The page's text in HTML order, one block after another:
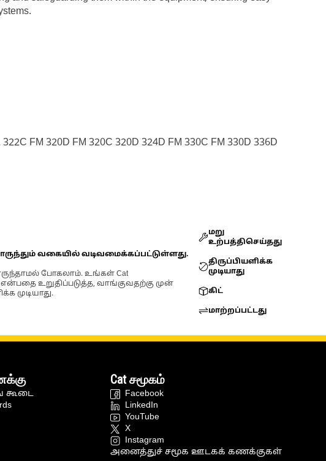
FM 320D FM 320C 320D 324D FM 330C FM 330D 336D
வகையில் வடிவமைக்கப்பட்டுள்ளது.
போகலாம். உங்கள் Cat
உறுதிப்படுத்த, வாங்குவதற்கு முன்
முடியாது.
மறு
உற்பத்திசெய்தது
திருப்பியளிக்க
முடியாது
கிட்
மாற்றப்பட்டது
கூடை
Cat சமூகம்
Facebook
LinkedIn
YouTube
X
Instagram
அனைத்துச் சமூக ஊடகக் கணக்குகள்